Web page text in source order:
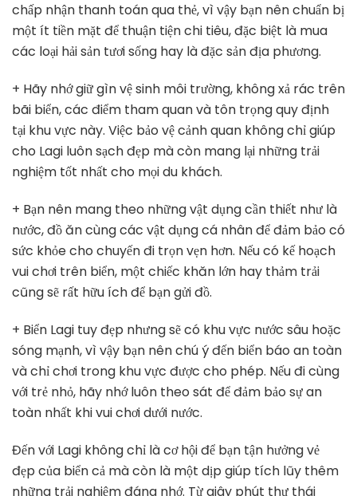
chấp nhận thanh toán qua thẻ, vì vậy bạn nên chuẩn bị
một ít tiền mặt để thuận tiện chi tiêu, đặc biệt là mua
các loại hải sản tươi sống hay là đặc sản địa phương.
+ Hãy nhớ giữ gìn vệ sinh môi trường, không xả rác trên
bãi biển, các điểm tham quan và tôn trọng quy định
tại khu vực này. Việc bảo vệ cảnh quan không chỉ giúp
cho Lagi luôn sạch đẹp mà còn mang lại những trải
nghiệm tốt nhất cho mọi du khách.
+ Bạn nên mang theo những vật dụng cần thiết như là
nước, đồ ăn cùng các vật dụng cá nhân để đảm bảo có
sức khỏe cho chuyến đi trọn vẹn hơn. Nếu có kế hoạch
vui chơi trên biển, một chiếc khăn lớn hay thảm trải
cũng sẽ rất hữu ích để bạn gửi đồ.
+ Biển Lagi tuy đẹp nhưng sẽ có khu vực nước sâu hoặc
sóng mạnh, vì vậy bạn nên chú ý đến biển báo an toàn
và chỉ chơi trong khu vực được cho phép. Nếu đi cùng
với trẻ nhỏ, hãy nhớ luôn theo sát để đảm bảo sự an
toàn nhất khi vui chơi dưới nước.
Đến với Lagi không chỉ là cơ hội để bạn tận hưởng vẻ
đẹp của biển cả mà còn là một dịp giúp tích lũy thêm
những trải nghiệm đáng nhớ. Từ giây phút thư thái